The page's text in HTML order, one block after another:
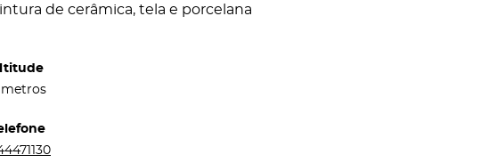
de cerâmica, tela e porcelana